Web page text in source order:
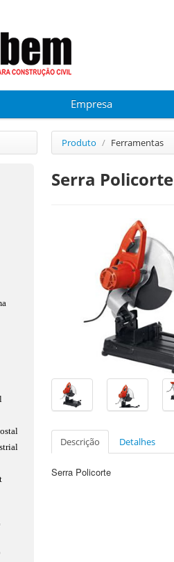
Empresa
Produto / Ferramentas
Serra Policorte
Descrição Detalhes
Serra Policorte